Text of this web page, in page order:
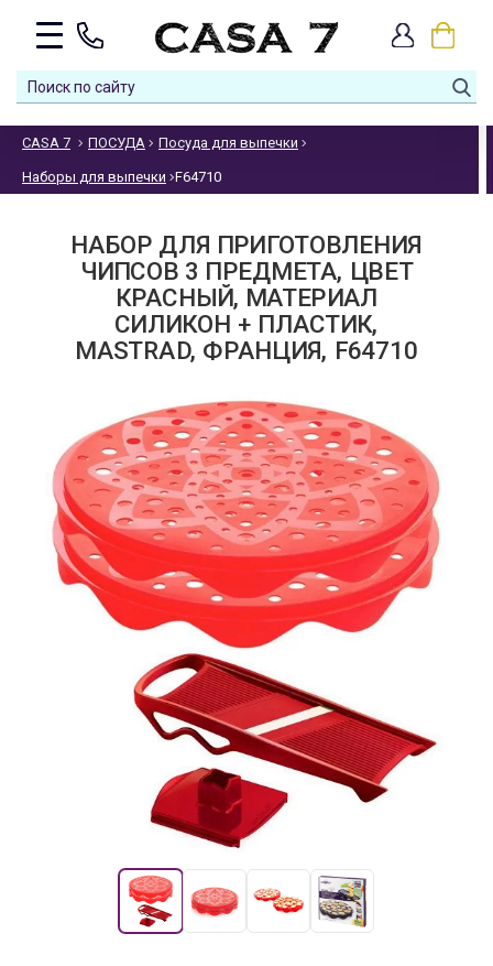
CASA 7 ПОСУДА Посуда для выпечки
Наборы для выпечки F64710
НАБОР ДЛЯ ПРИГОТОВЛЕНИЯ
ЧИПСОВ 3 ПРЕДМЕТА, ЦВЕТ
КРАСНЫЙ, МАТЕРИАЛ
СИЛИКОН + ПЛАСТИК,
MASTRAD, ФРАНЦИЯ, F64710